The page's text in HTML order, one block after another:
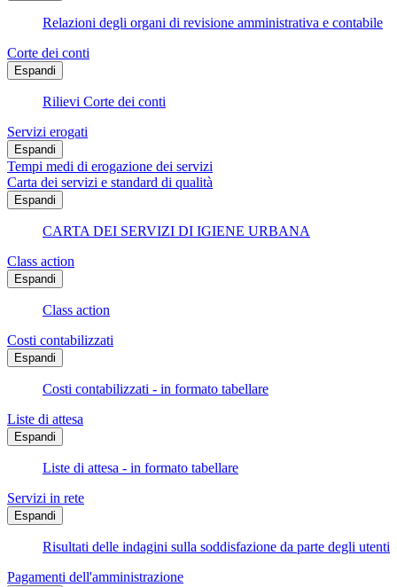
Relazioni degli organi di revisione amministrativa e contabile
Corte dei conti
Espandi
Rilievi Corte dei conti
Servizi erogati
Espandi
Tempi medi di erogazione dei servizi
Carta dei servizi e standard di qualità
Espandi
CARTA DEI SERVIZI DI IGIENE URBANA
Class action
Espandi
Class action
Costi contabilizzati
Espandi
Costi contabilizzati - in formato tabellare
Liste di attesa
Espandi
Liste di attesa - in formato tabellare
Servizi in rete
Espandi
Risultati delle indagini sulla soddisfazione da parte degli utenti
Pagamenti dell'amministrazione